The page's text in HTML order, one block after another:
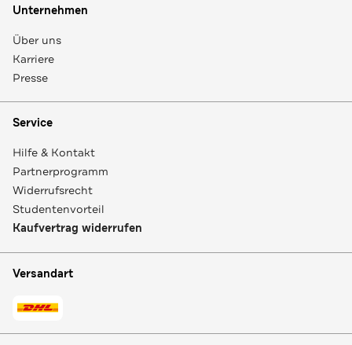
Unternehmen
Über uns
Karriere
Presse
Service
Hilfe & Kontakt
Partnerprogramm
Widerrufsrecht
Studentenvorteil
Kaufvertrag widerrufen
Versandart